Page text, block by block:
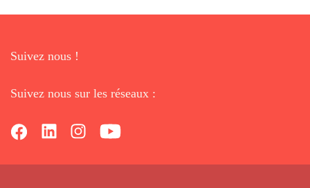
Suivez nous !
Suivez nous sur les réseaux :